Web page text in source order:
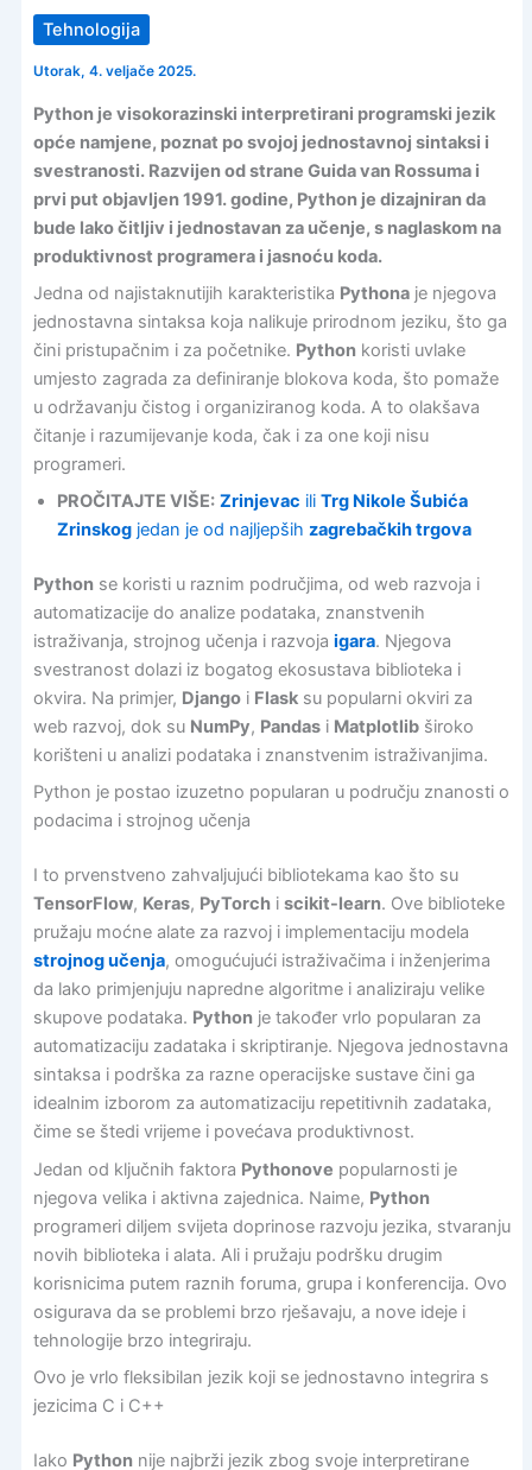
Tehnologija
Utorak, 4. veljače 2025.
Python je visokorazinski interpretirani programski jezik
opće namjene, poznat po svojoj jednostavnoj sintaksi i
svestranosti. Razvijen od strane Guida van Rossuma i
prvi put objavljen 1991. godine, Python je dizajniran da
bude lako čitljiv i jednostavan za učenje, s naglaskom na
produktivnost programera i jasnoću koda.
Jedna od najistaknutijih karakteristika Pythonaje njegova
jednostavna sintaksa koja nalikuje prirodnom jeziku, što ga
čini pristupačnim i za početnike. Pythonkoristi uvlake
umjesto zagrada za definiranje blokova koda, što pomaže
u održavanju čistog i organiziranog koda. A to olakšava
čitanje i razumijevanje koda, čak i za one koji nisu
programeri.
PROČITAJTE VIŠE: Zrinjevac ili Trg Nikole Šubića
Zrinskogjedan je od najljepših zagrebačkih trgova
Pythonse koristi u raznim područjima, od web razvoja i
automatizacije do analize podataka, znanstvenih
istraživanja, strojnog učenja i razvoja igara. Njegova
svestranost dolazi iz bogatog ekosustava biblioteka i
okvira. Na primjer, Djangoi Flasksu popularni okviri za
web razvoj, dok su NumPy, Pandasi Matplotlibširoko
korišteni u analizi podataka i znanstvenim istraživanjima.
Python je postao izuzetno popularan u području znanosti o
podacima i strojnog učenja
I to prvenstveno zahvaljujući bibliotekama kao što su
TensorFlow, Keras, PyTorchi scikit-learn. Ove biblioteke
pružaju moćne alate za razvoj i implementaciju modela
strojnog učenja, omogućujući istraživačima i inženjerima
da lako primjenjuju napredne algoritme i analiziraju velike
skupove podataka. Pythonje također vrlo popularan za
automatizaciju zadataka i skriptiranje. Njegova jednostavna
sintaksa i podrška za razne operacijske sustave čini ga
idealnim izborom za automatizaciju repetitivnih zadataka,
čime se štedi vrijeme i povećava produktivnost.
Jedan od ključnih faktora Pythonove popularnosti je
njegova velika i aktivna zajednica. Naime, Python
programeri diljem svijeta doprinose razvoju jezika, stvaranju
novih biblioteka i alata. Ali i pružaju podršku drugim
korisnicima putem raznih foruma, grupa i konferencija. Ovo
osigurava da se problemi brzo rješavaju, a nove ideje i
tehnologije brzo integriraju.
Ovo je vrlo fleksibilan jezik koji se jednostavno integrira s
jezicima C i C++
Iako Pythonnije najbrži jezik zbog svoje interpretirane